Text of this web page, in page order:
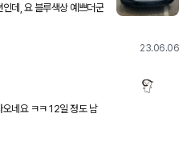
데, 요 블루색상 예쁘더군
블루스톤, 모하비 샌드,
23.06.06